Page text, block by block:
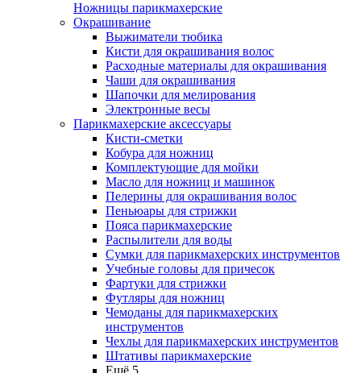
Ножницы парикмахерские
Окрашивание
Выжиматели тюбика
Кисти для окрашивания волос
Расходные материалы для окрашивания
Чаши для окрашивания
Шапочки для мелирования
Электронные весы
Парикмахерские аксессуары
Кисти-сметки
Кобура для ножниц
Комплектующие для мойки
Масло для ножниц и машинок
Пелерины для окрашивания волос
Пеньюары для стрижки
Пояса парикмахерские
Распылители для воды
Сумки для парикмахерских инструментов
Учебные головы для причесок
Фартуки для стрижки
Футляры для ножниц
Чемоданы для парикмахерских
инструментов
Чехлы для парикмахерских инструментов
Штативы парикмахерские
Ещё 5